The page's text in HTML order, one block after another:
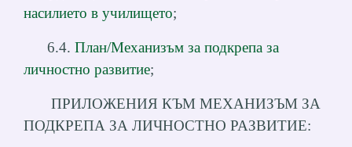
насилието в училището;
6.4. План/Механизъм за подкрепа за
личностно развитие;
ПРИЛОЖЕНИЯ КЪМ МЕХАНИЗЪМ ЗА
ПОДКРЕПА ЗА ЛИЧНОСТНО РАЗВИТИЕ: